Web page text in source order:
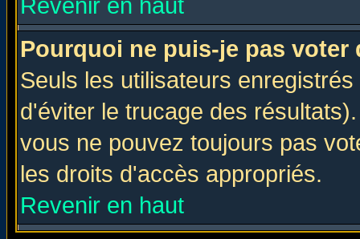
Revenir en haut
Pourquoi ne puis-je pas voter
Seuls les utilisateurs
d'éviter le trucage des
vous ne pouvez toujours pas
les droits d'accès appropriés.
Revenir en haut